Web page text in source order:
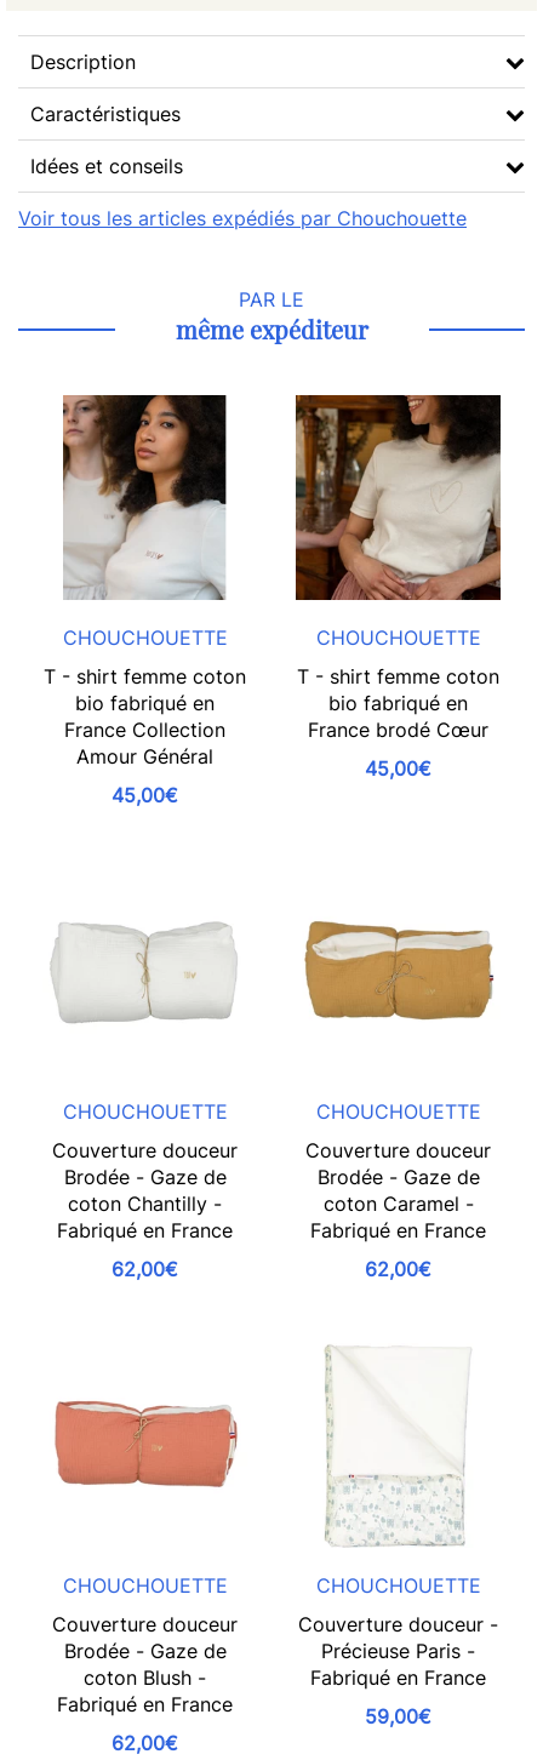
Description
Caractéristiques
Idées et conseils
Voir tous les articles expédiés par Chouchouette
PAR LE
même expéditeur
CHOUCHOUETTE
T - shirt femme coton
bio fabriqué en
France Collection
Amour Général
45,00€
CHOUCHOUETTE
T - shirt femme coton
bio fabriqué en
France brodé Cœur
45,00€
CHOUCHOUETTE
Couverture douceur
Brodée - Gaze de
coton Chantilly -
Fabriqué en France
62,00€
CHOUCHOUETTE
Couverture douceur
Brodée - Gaze de
coton Caramel -
Fabriqué en France
62,00€
CHOUCHOUETTE
Couverture douceur
Brodée - Gaze de
coton Blush -
Fabriqué en France
62,00€
CHOUCHOUETTE
Couverture douceur -
Précieuse Paris -
Fabriqué en France
59,00€